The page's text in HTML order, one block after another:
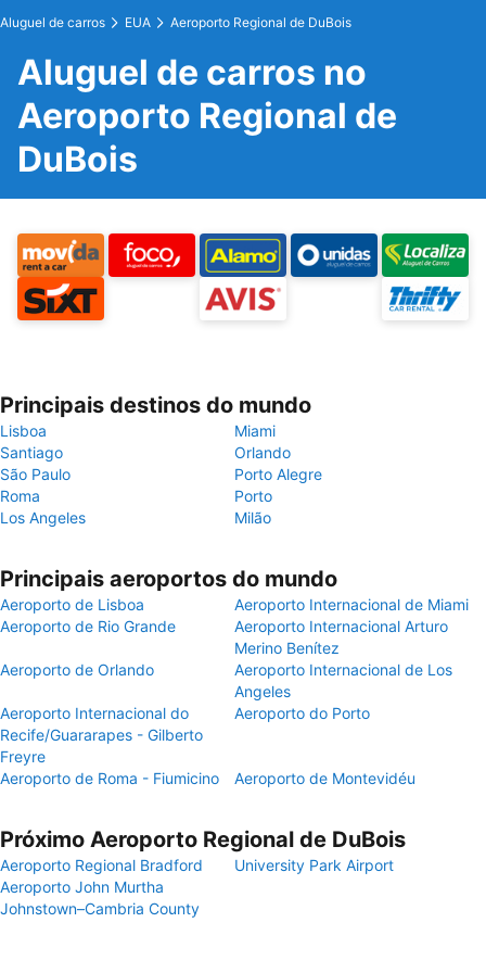
Aluguel de carros EUA Aeroporto Regional de DuBois
Aluguel de carros no
Aeroporto Regional de
DuBois
Principais destinos do mundo
Lisboa
Miami
Santiago
Orlando
São Paulo
Porto Alegre
Roma
Porto
Los Angeles
Milão
Principais aeroportos do mundo
Aeroporto de Lisboa
Aeroporto Internacional de Miami
Aeroporto de Rio Grande
Aeroporto Internacional Arturo
Merino Benítez
Aeroporto de Orlando
Aeroporto Internacional de Los
Angeles
Aeroporto Internacional do
Recife/Guararapes - Gilberto
Freyre
Aeroporto do Porto
Aeroporto de Roma - Fiumicino Aeroporto de Montevidéu
Próximo Aeroporto Regional de DuBois
Aeroporto Regional Bradford
University Park Airport
Aeroporto John Murtha
Johnstown–Cambria County